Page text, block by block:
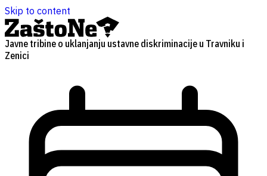
Skip to content
Javne tribine o uklanjanju ustavne diskriminacije u Travniku i
Zenici